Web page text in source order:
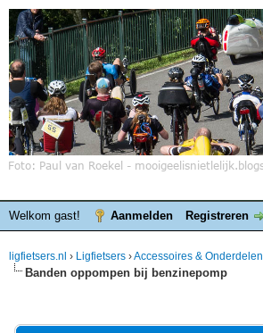
Welkom gast! Aanmelden Registreren
ligfietsers.nl › Ligfietsers ›Accessoires & Onderdelen
Banden oppompen bij benzinepomp